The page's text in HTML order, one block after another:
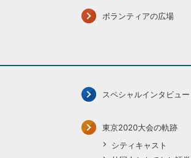
ボランティアの広場
スペシャルインタビュー
東京2020大会の軌跡
シティキャスト